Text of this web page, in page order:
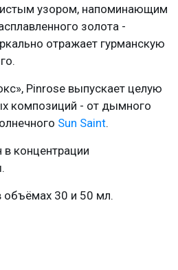
узором, напоминающим
золота -
отражает гурманскую
Pinrose выпускает целую
композиций - от дымного
Sun Saint.
в концентрации
объёмах 30 и 50 мл.